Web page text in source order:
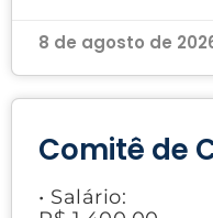
8 de agosto de
Comitê de
• Salário: